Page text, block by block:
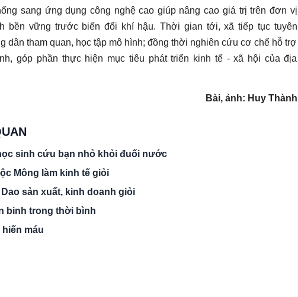
sang ứng dụng công nghệ cao giúp nâng cao giá trị trên đơn vị
bền vững trước biến đổi khí hậu. Thời gian tới, xã tiếp tục tuyên
dân tham quan, học tập mô hình; đồng thời nghiên cứu cơ chế hỗ trợ
góp phần thực hiện mục tiêu phát triển kinh tế - xã hội của địa
Bài, ảnh: Huy Thành
sinh cứu bạn nhỏ khỏi đuối nước
Mông làm kinh tế giỏi
sản xuất, kinh doanh giỏi
binh trong thời bình
hiến máu